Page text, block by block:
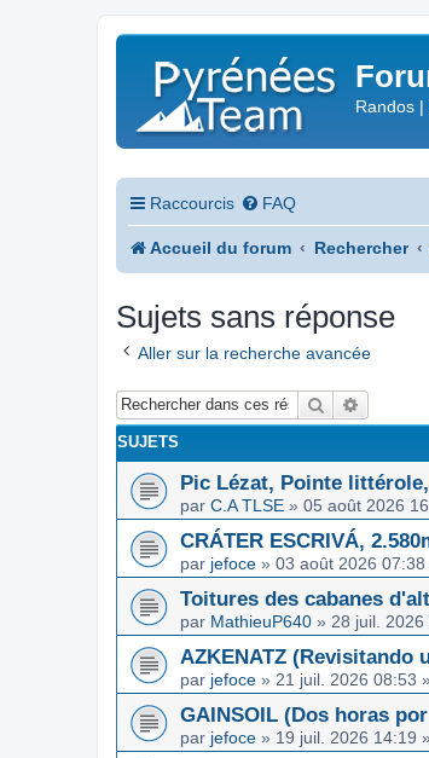
Randos |
Raccourcis FAQ
Accueil du forum Rechercher
Sujets sans réponse
Aller sur la recherche avancée
Rechercher
SUJETS
Pic Lézat, Pointe
par C.A TLSE » 05 août 2026
CRÁTER ESCRIVÁ,
par jefoce » 03 août 2026 07:38
Toitures des cabanes
par MathieuP640 » 28 juil. 2026
AZKENATZ (Revisitando
par jefoce » 21 juil. 2026 08:53
GAINSOIL (Dos horas
par jefoce » 19 juil. 2026 14:19